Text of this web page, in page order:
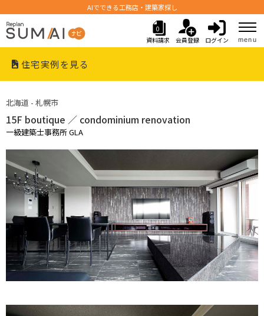
AIでできる工務店・建築家探し
0
資料請求
会員登録 ログイン menu
住宅実例を見る
北海道 - 札幌市
15F boutique ／ condominium renovation
一級建築士事務所 GLA